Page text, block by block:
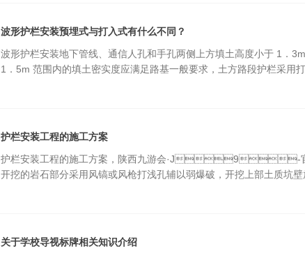
波形护栏安装预埋式与打入式有什么不同？
波形护栏安装地下管线、通信人孔和手孔两侧上方填土高度小于 1．
1．5m 范围内的填土密实度应满足路基一般要求，土方路段护栏采
护栏安装工程的施工方案
护栏安装工程的施工方案，陕西九游会·J9-官方
开挖的岩石部分采用风镐或风枪打浅孔辅以弱爆破，开挖上部土质坑
关于学校导视标牌相关知识介绍